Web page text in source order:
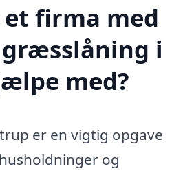
firma med
i
med?
er en vigtig opgave
og